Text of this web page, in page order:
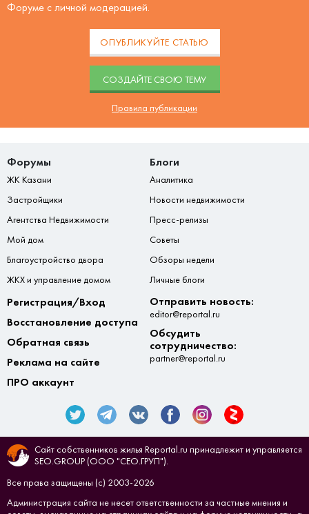
Форуме с личной модерацией.
ОПУБЛИКУЙТЕ СТАТЬЮ
CОЗДАЙТЕ СВОЮ ТЕМУ
Правила публикации
Форумы
ЖК Казани
Застройщики
Агентства Недвижимости
Мой дом
Благоустройство двора
ЖКХ и управление домом
Блоги
Аналитика
Новости недвижимости
Пресс-релизы
Советы
Обзоры недели
Личные блоги
Регистрация/Вход
Восстановление доступа
Обратная связь
Реклама на сайте
ПРО аккаунт
Отправить новость:
editor@reportal.ru
Обсудить
сотрудничество:
partner@reportal.ru
Сайт собственников жилья Reportal.ru принадлежит и управляется
SEO.GROUP (ООО "СЕО.ГРУП").
Все права защищены (с) 2003-2026
Администрация сайта не несет ответственности за частные мнения и